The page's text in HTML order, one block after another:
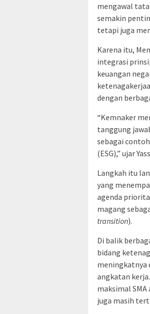
mengawal
semakin
tetapi juga
Karena itu,
integrasi
keuangan
dengan
“Kemnaker
tanggung
sebagai
(ESG),” ujar
Langkah itu
yang
agenda
magang
transition).
Di balik
bidang
meningkatnya
angkatan
maksimal
juga masih